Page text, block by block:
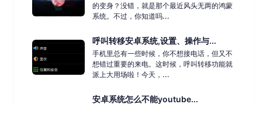
的变身？没错，就是那个最近风头无两的鸿蒙
系统。不过，你知道吗...
呼叫转移安卓系统,设置、操作与...
手机里总有一些时候，你不想接电话，但又不
想错过重要的来电。这时候，呼叫转移功能就
派上大用场啦！今天，...
安卓系统怎么不能youtube...